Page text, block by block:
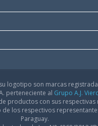
logotipo son marcas
perteneciente al Grupo A.J.
productos con sus respectivas
los respectivos
Paraguay.